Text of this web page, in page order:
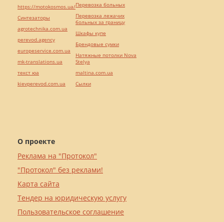
О проекте
Реклама на "Протокол"
"Протокол" без реклами!
Карта сайта
Тендер на юридическую услугу
Пользовательское соглашение
https://motokosmos.ua/
Синтезаторы
agrotechnika.com.ua
perevod.agency
europeservice.com.ua
mk-translations.ua
текст юа
kievperevod.com.ua
Перевозка больных
Перевозка лежачих
больных за границу
Шкафы купе
Брендовые сумки
Натяжные потолки Nova
Stelya
maltina.com.ua
Cылки